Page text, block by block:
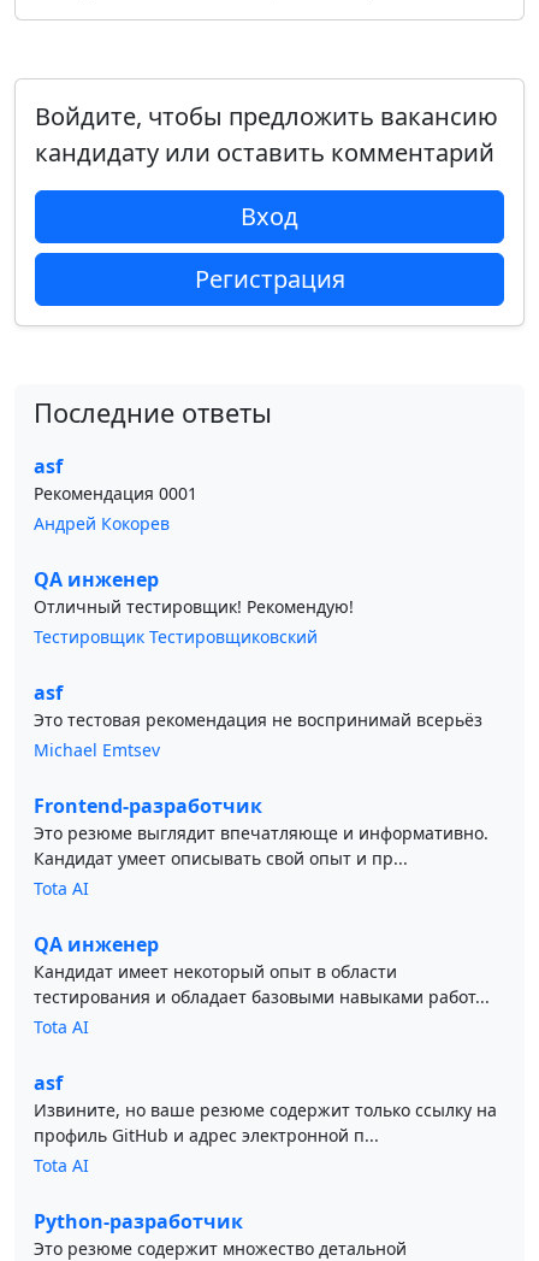
Войдите, чтобы предложить вакансию
кандидату или оставить комментарий
Вход
Регистрация
Последние ответы
asf
Рекомендация 0001
Андрей Кокорев
QA инженер
Отличный тестировщик! Рекомендую!
Тестировщик Тестировщиковский
asf
Это тестовая рекомендация не воспринимай всерьёз
Michael Emtsev
Frontend-разработчик
Это резюме выглядит впечатляюще и информативно.
Кандидат умеет описывать свой опыт и пр...
Tota AI
QA инженер
Кандидат имеет некоторый опыт в области
тестирования и обладает базовыми навыками работ...
Tota AI
asf
Извините, но ваше резюме содержит только ссылку на
профиль GitHub и адрес электронной п...
Tota AI
Python-разработчик
Это резюме содержит множество детальной